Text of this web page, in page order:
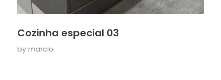
Cozinha especial 03
by marcio